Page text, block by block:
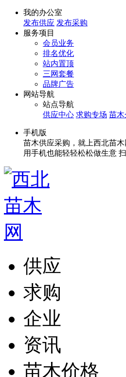
我的办公室
发布供应 发布采购
服务项目
会员业务
排名优化
站内置顶
三网套餐
品牌广告
网站导航
站点导航
供应中心 求购专场 苗木
手机版
苗木供应采购，就上西北苗木
用手机也能轻轻松松做生意
供应
求购
企业
资讯
苗木价格